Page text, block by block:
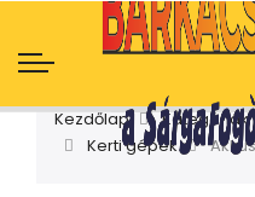
Kezdőlap Kategóriák
Kerti gépek